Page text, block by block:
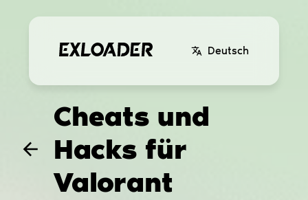
Deutsch
Cheats und
Hacks für
Valorant